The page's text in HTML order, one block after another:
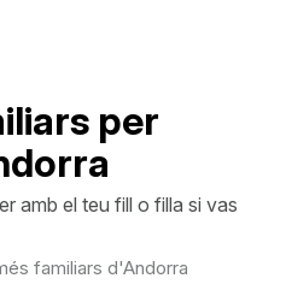
per
amb el teu fill o filla si vas
familiars d'Andorra